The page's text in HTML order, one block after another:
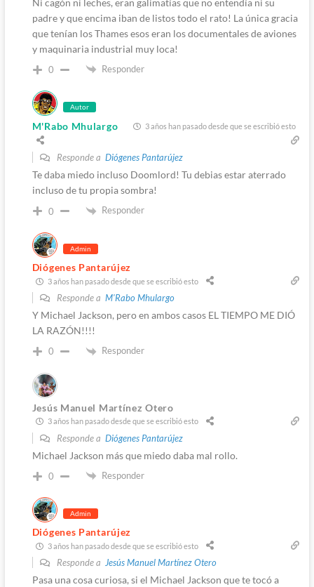
padre y que encima iban de listos todo el rato! La única gracia
que tenían los Thames esos eran los documentales de aviones
y maquinaria industrial muy loca!
0 Responder
Autor
M'Rabo Mhulargo 3 años han pasado desde que se escribió esto
Responde a Diógenes Pantarújez
Te daba miedo incluso Doomlord! Tu debias estar aterrado
incluso de tu propia sombra!
0 Responder
Admin
Diógenes Pantarújez
3 años han pasado desde que se escribió esto
Responde a M'Rabo Mhulargo
Y Michael Jackson, pero en ambos casos EL TIEMPO ME DIÓ
LA RAZÓN!!!!
0 Responder
Jesús Manuel Martínez Otero
3 años han pasado desde que se escribió esto
Responde a Diógenes Pantarújez
Michael Jackson más que miedo daba mal rollo.
0 Responder
Admin
Diógenes Pantarújez
3 años han pasado desde que se escribió esto
Responde a Jesús Manuel Martínez Otero
Pasa una cosa curiosa, si el Michael Jackson que te tocó a